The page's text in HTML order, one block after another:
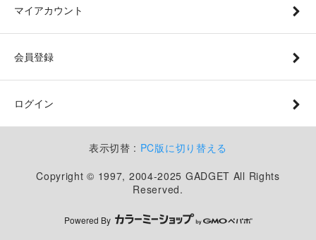
マイアカウント
会員登録
ログイン
表示切替 : PC版に切り替える
Copyright © 1997, 2004-2025 GADGET All Rights
Reserved.
Powered By